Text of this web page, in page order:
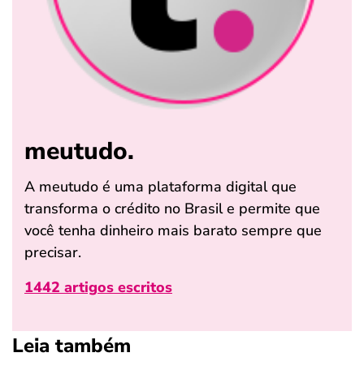
meutudo.
A meutudo é uma plataforma digital que
transforma o crédito no Brasil e permite que
você tenha dinheiro mais barato sempre que
precisar.
1442 artigos escritos
Leia também